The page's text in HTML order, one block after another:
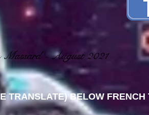
- August 2021
TRANSLATE) BELOW FRENCH